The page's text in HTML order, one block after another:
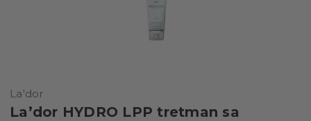
La'dor
La’dor HYDRO LPP tretman sa